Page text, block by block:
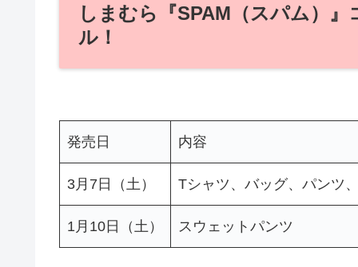
しまむら『SPAM（スパム）
ル！
発売日 内容
3月7日（土） Tシャツ、バッグ、パンツ
1月10日（土） スウェットパンツ